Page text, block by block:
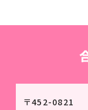
〒452-0821